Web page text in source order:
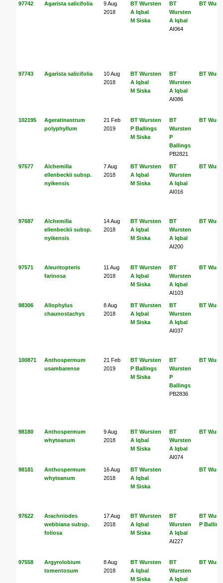
97742 Agarista salicifolia
9 Aug
2018
BT Wursten
A Iqbal
M Siska
BT
Wursten
A Iqbal
AI064
BT
97743 Agarista salicifolia
10 Aug
2018
BT Wursten
A Iqbal
M Siska
BT
Wursten
A Iqbal
AI086
BT
102195
Ageratinastrum
polyphyllum
21 Feb
2019
BT Wursten
P Ballings
M Siska
BT
Wursten
P
Ballings
PB2821
BT
97577
Alchemilla
ellenbeckii subsp.
nyikensis
7 Aug
2018
BT Wursten
A Iqbal
M Siska
BT
Wursten
A Iqbal
AI016
BT
97687
Alchemilla
ellenbeckii subsp.
nyikensis
14 Aug
2018
BT Wursten
A Iqbal
M Siska
BT
Wursten
A Iqbal
AI200
BT
97571
Aleuritopteris
farinosa
11 Aug
2018
BT Wursten
A Iqbal
M Siska
BT
Wursten
A Iqbal
AI103
BT
98306
Allophylus
chaunostachys
8 Aug
2018
BT Wursten
A Iqbal
M Siska
BT
Wursten
A Iqbal
AI037
BT
100871
Anthospermum
usambarense
21 Feb
2019
BT Wursten
P Ballings
M Siska
BT
Wursten
P
Ballings
PB2836
BT
98180
Anthospermum
whyteanum
9 Aug
2018
BT Wursten
A Iqbal
M Siska
BT
Wursten
A Iqbal
AI074
BT
98181
Anthospermum
whyteanum
16 Aug
2018
BT Wursten
A Iqbal
M Siska
BT
97622
Arachniodes
webbiana subsp.
foliosa
17 Aug
2018
BT Wursten
A Iqbal
M Siska
BT
Wursten
A Iqbal
AI227
BT
P
97558
Argyrolobium
tomentosum
8 Aug
2018
BT Wursten
A Iqbal
M Siska
BT
Wursten
A Iqbal
BT